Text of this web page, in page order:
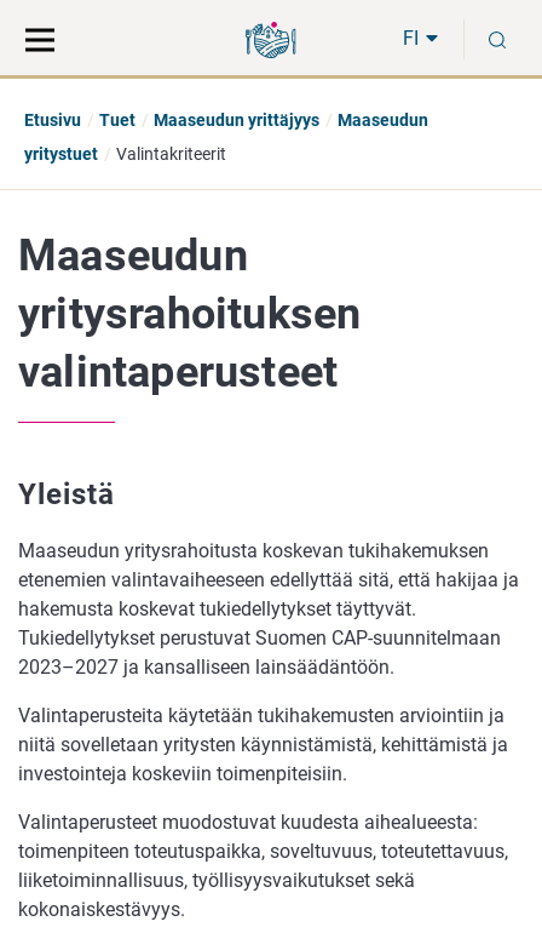
suoraan
sisältöön
koko
sivuston
FI
Etusivu Tuet Maaseudun yrittäjyys
Maaseudun
yritystuet
Valintakriteerit
Maaseudun
yritysrahoituksen
valintaperusteet
Yleistä
Maaseudun yritysrahoitusta koskevan tukihakemuksen
etenemien valintavaiheeseen edellyttää sitä, että hakijaa ja
hakemusta koskevat tukiedellytykset täyttyvät.
Tukiedellytykset perustuvat Suomen CAP-suunnitelmaan
2023–2027 ja kansalliseen lainsäädäntöön.
Valintaperusteita käytetään tukihakemusten arviointiin ja
niitä sovelletaan yritysten käynnistämistä, kehittämistä ja
investointeja koskeviin toimenpiteisiin.
Valintaperusteet muodostuvat kuudesta aihealueesta:
toimenpiteen toteutuspaikka, soveltuvuus, toteutettavuus,
liiketoiminnallisuus, työllisyysvaikutukset sekä
kokonaiskestävyys.